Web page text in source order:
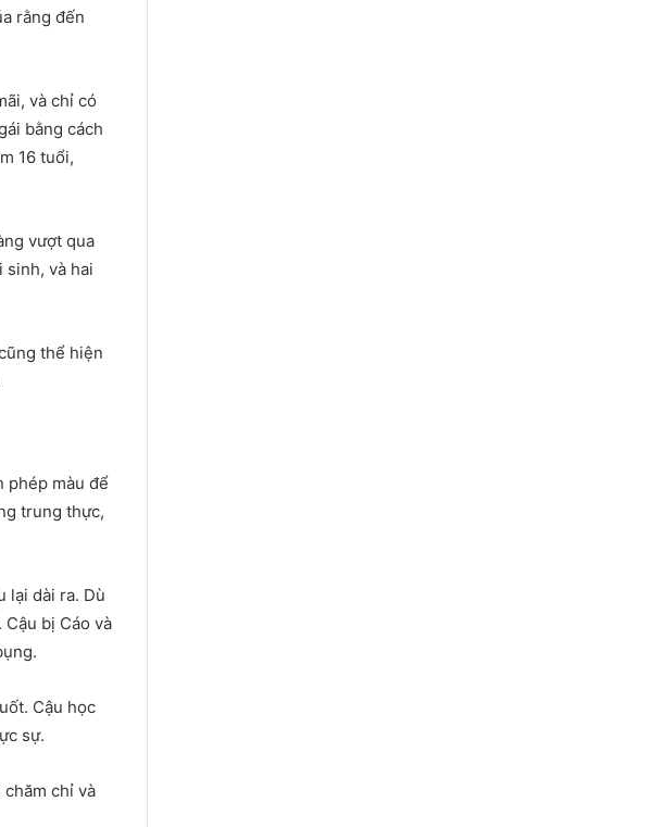
rằng đến
và chỉ có
bằng cách
16 tuổi,
vượt qua
sinh, và hai
thể hiện
phép màu để
trung thực,
lại dài ra. Dù
bị Cáo và
Cậu học
sự.
chỉ và